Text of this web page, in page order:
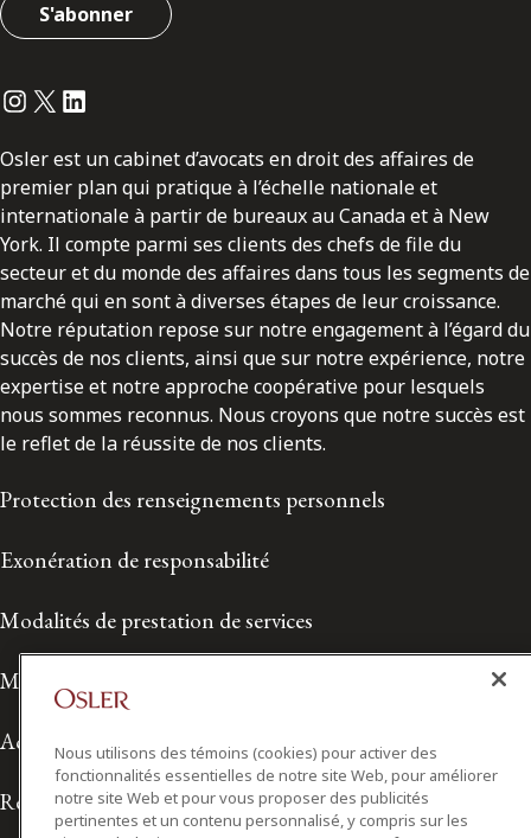
S'abonner
Instagram
Twitter
LinkedIn
Osler est un cabinet d’avocats en droit des affaires de
premier plan qui pratique à l’échelle nationale et
internationale à partir de bureaux au Canada et à New
York. Il compte parmi ses clients des chefs de file du
secteur et du monde des affaires dans tous les segments de
marché qui en sont à diverses étapes de leur croissance.
Notre réputation repose sur notre engagement à l’égard du
succès de nos clients, ainsi que sur notre expérience, notre
expertise et notre approche coopérative pour lesquels
nous sommes reconnus. Nous croyons que notre succès est
le reflet de la réussite de nos clients.
Protection des renseignements personnels
Exonération de responsabilité
Modalités de prestation de services
Modalités d'utilisation
Accessibilité
Relations avec les médias
Nous utilisons des témoins (cookies) pour activer des
fonctionnalités essentielles de notre site Web, pour améliorer
notre site Web et pour vous proposer des publicités
pertinentes et un contenu personnalisé, y compris sur les